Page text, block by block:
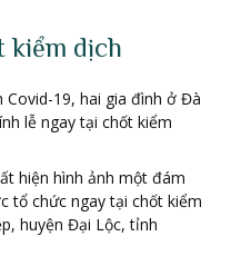
kiểm dịch
19, hai gia đình ở Đà
lễ ngay tại chốt kiểm
hiện hình ảnh một đám
tổ chức ngay tại chốt kiểm
huyện Đại Lộc, tỉnh